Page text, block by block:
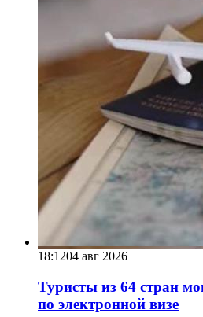
18:1204 авг 2026
Туристы из 64 стран
по электронной визе